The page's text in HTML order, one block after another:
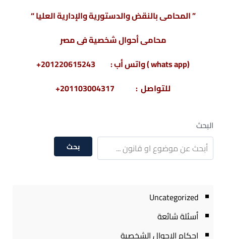
” المحامى بالنقض والدستورية والإدارية العليا “
محامى أحوال شخصية فى مصر
(whats app ) واتس أب : 201220615243+
للتواصل : 201103004317+
البحث
بحث
Uncategorized
أسئلة شائعة
احكام الاحوال الشخصية